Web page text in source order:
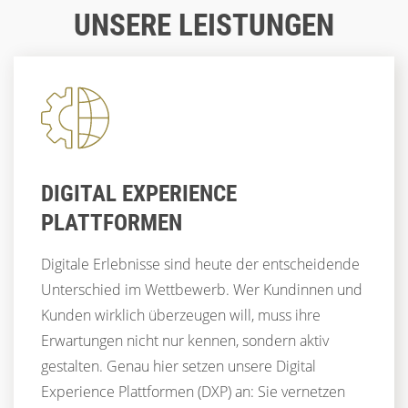
CORPORATE WEBSITES
UND CX DEN UNTERSCHIED MACHT
WAS MACHT EINE LANDINGPAGE
STRATEGIE
UNSERE LEISTUNGEN
DIGITAL EXPERIENCE
PLATTFORMEN
Digitale Erlebnisse sind heute der entscheidende
Unterschied im Wettbewerb. Wer Kundinnen und
Kunden wirklich überzeugen will, muss ihre
Erwartungen nicht nur kennen, sondern aktiv
gestalten. Genau hier setzen unsere Digital
Experience Plattformen (DXP) an: Sie vernetzen